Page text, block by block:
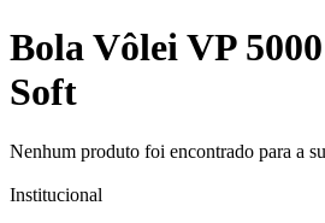
Bola Vôlei VP
Soft
Nenhum produto foi encontrado para a
Institucional